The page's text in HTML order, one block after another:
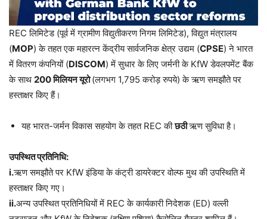
REC लिमिटेड (पूर्व में ग्रामीण विद्युतीकरण निगम लिमिटेड), विद्युत मंत्रालय
(MOP) के तहत एक महारत्न केंद्रीय सार्वजनिक क्षेत्र उद्यम (CPSE) ने भारत
में वितरण कंपनियों (DISCOM) में सुधार के लिए जर्मनी के KfW डेवलपमेंट बैंक
के साथ 200 मिलियन यूरो(लगभग 1,795 करोड़ रुपये) के ऋण समझौते पर
हस्ताक्षर किए हैं।
यह भारत-जर्मन विकास सहयोग के तहत REC कीछठीऋण सुविधा है।
उपस्थित प्रतिनिधि:
i.ऋण समझौते पर KfW इंडिया के कंट्री डायरेक्टर वोल्फ मुथ की उपस्थिति में
हस्ताक्षर किए गए।
ii.अन्य उपस्थित प्रतिनिधियों में REC के कार्यकारी निदेशक (ED) वल्ली